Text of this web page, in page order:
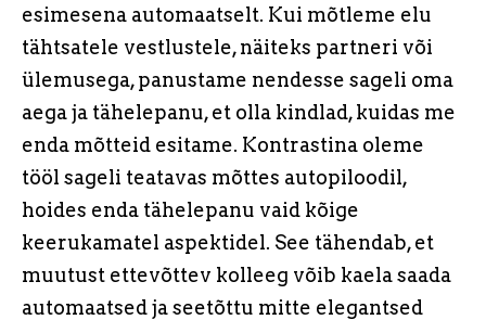
esimesena automaatselt. Kui mõtleme elu
tähtsatele vestlustele, näiteks partneri või
ülemusega, panustame nendesse sageli oma
aega ja tähelepanu, et olla kindlad, kuidas me
enda mõtteid esitame. Kontrastina oleme
tööl sageli teatavas mõttes autopiloodil,
hoides enda tähelepanu vaid kõige
keerukamatel aspektidel. See tähendab, et
muutust ettevõttev kolleeg võib kaela saada
automaatsed ja seetõttu mitte elegantsed